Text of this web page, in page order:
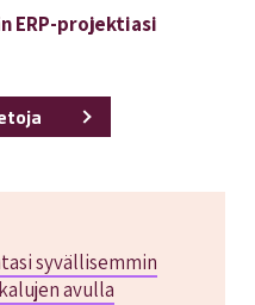
ERP-projektiasi
syvällisemmin
avulla